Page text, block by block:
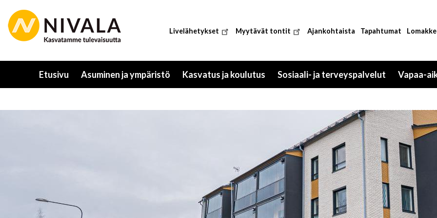
pääsisältöön
Livelähetykset Myytävät tontit Ajankohtaista Tapahtumat
Etusivu Asuminen ja ympäristö
Toggle
Kasvatus ja koulutus
Toggle
Sosiaali- ja terveyspalvelut
Toggle
Vapaa-